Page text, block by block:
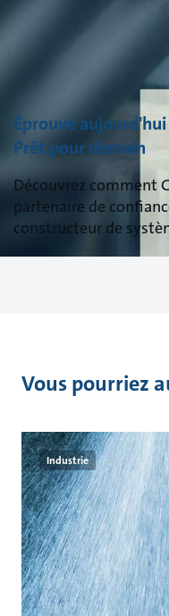
Éprouvé aujourd'hui
Prêt pour demain
Découvrez comment
partenaire de
constructeur de
Vous pourriez
Industrie